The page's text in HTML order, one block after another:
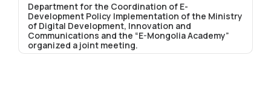
Department for the Coordination of E-
Development Policy Implementation of the Ministry
of Digital Development, Innovation and
Communications and the “E-Mongolia Academy”
organized a joint meeting.